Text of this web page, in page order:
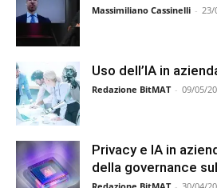
Massimiliano Cassinelli - 23/
Uso dell’IA in
Redazione BitMAT - 09/05/
Privacy e IA in
della governance